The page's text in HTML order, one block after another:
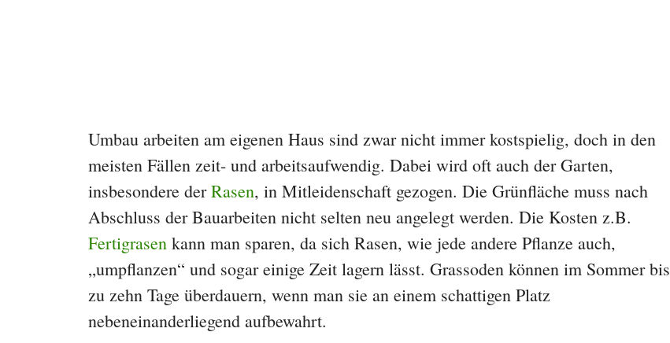
Umbau arbeiten am eigenen Haus sind zwar nicht immer kostspielig, doch in den
meisten Fällen zeit- und arbeitsaufwendig. Dabei wird oft auch der Garten,
insbesondere derRasen, in Mitleidenschaft gezogen. Die Grünfläche muss nach
Abschluss der Bauarbeiten nicht selten neu angelegt werden. Die Kosten z.B.
Fertigrasen kann man sparen, da sich Rasen, wie jede andere Pflanze auch,
„umpflanzen“ und sogar einige Zeit lagern lässt. Grassoden können im Sommer bis
zu zehn Tage überdauern, wenn man sie an einem schattigen Platz
nebeneinanderliegend aufbewahrt.